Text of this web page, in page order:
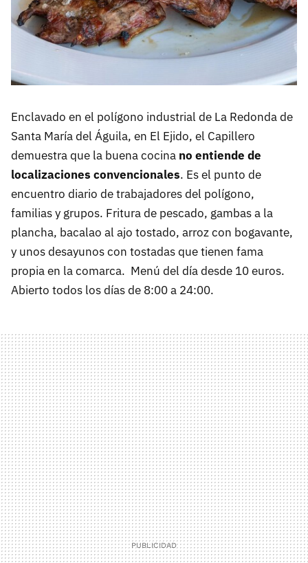
Enclavado en el polígono industrial de La Redonda de
Santa María del Águila, en El Ejido, el Capillero
demuestra que la buena cocina no entiende de
localizaciones convencionales. Es el punto de
encuentro diario de trabajadores del polígono,
familias y grupos. Fritura de pescado, gambas a la
plancha, bacalao al ajo tostado, arroz con bogavante,
y unos desayunos con tostadas que tienen fama
propia en la comarca. Menú del día desde 10 euros.
Abierto todos los días de 8:00 a 24:00.